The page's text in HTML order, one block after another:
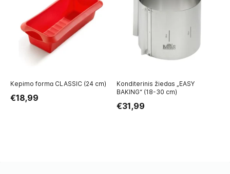
Kepimo forma CLASSIC (24 cm)
€18,99
Konditerinis žiedas „EASY
BAKING“ (18-30 cm)
€31,99